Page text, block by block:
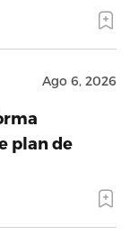
Ago 6, 2026
plan de